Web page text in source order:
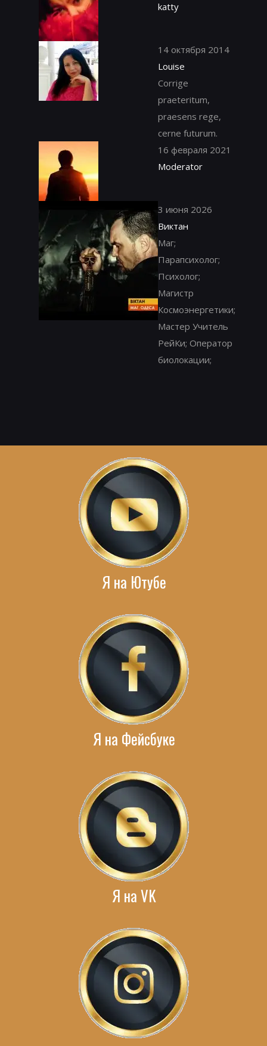
katty
14 октября 2014
Louise
Corrige
praeteritum,
praesens rege,
cerne futurum.
16 февраля 2021
Moderator
3 июня 2026
Виктан
Маг;
Парапсихолог;
Психолог;
Магистр
Космоэнергетики;
Мастер Учитель
РейКи; Оператор
биолокации;
Я на Ютубе
Я на Фейсбуке
Я на VK